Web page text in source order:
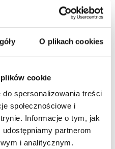
O plikach cookies
cookie
spersonalizowania treści
społecznościowe i
Informacje o tym, jak
partnerom
i analitycznym.